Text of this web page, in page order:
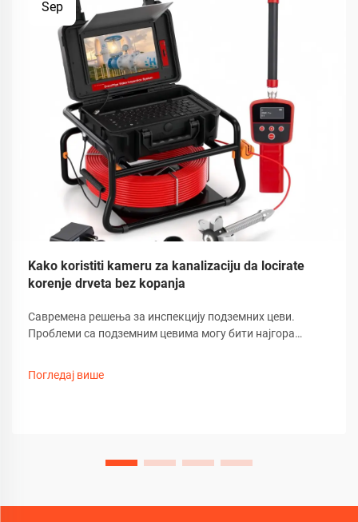
Sep
Kako koristiti kameru za kanalizaciju da locirate
korenje drveta bez kopanja
Савремена решења за инспекцију подземних цеви.
Проблеми са подземним цевима могу бити најгора
револуционирала је начин на који откривамо и
Погледај више